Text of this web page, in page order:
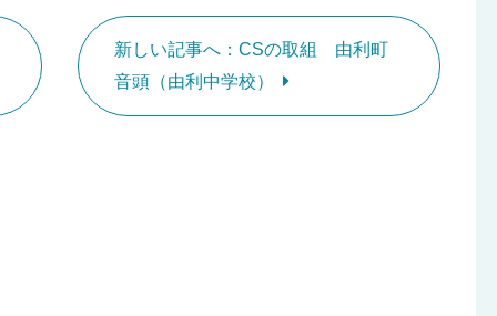
新しい記事へ：CSの取組 由利町
音頭（由利中学校）